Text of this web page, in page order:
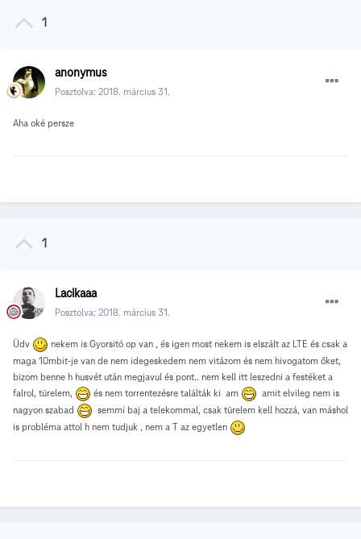
1
anonymus
Posztolva: 2018. március 31.
Aha oké persze
1
Lacikaaa
Posztolva: 2018. március 31.
Üdv
nekem is Gyorsitó op van , és igen most nekem is elszált az LTE és csak a
maga 10mbit-je van de nem idegeskedem nem vitázom és nem hivogatom őket,
bizom benne h husvét után megjavul és pont.. nem kell itt leszedni a festéket a
falrol, türelem,
és nem torrentezésre találták ki am
amit elvileg nem is
nagyon szabad
semmi baj a telekommal, csak türelem kell hozzá, van máshol
is probléma attol h nem tudjuk , nem a T az egyetlen